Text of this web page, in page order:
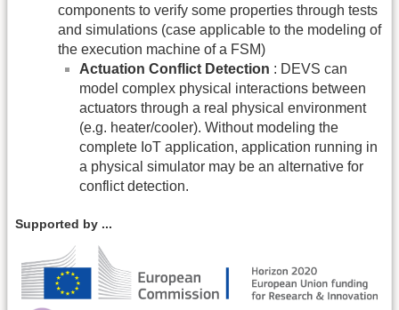
components to verify some properties through tests
and simulations (case applicable to the modeling of
the execution machine of a FSM)
Actuation Conflict Detection : DEVS can
model complex physical interactions between
actuators through a real physical environment
(e.g. heater/cooler). Without modeling the
complete IoT application, application running in
a physical simulator may be an alternative for
conflict detection.
Supported by ...